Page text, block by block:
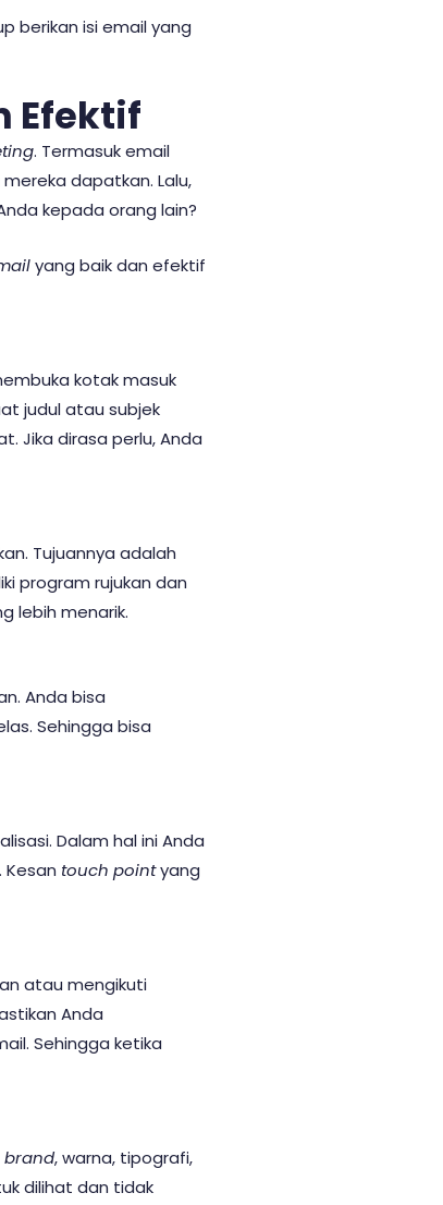
berikan isi email yang
Efektif
. Termasuk email
dapatkan. Lalu,
kepada orang lain?
yang baik dan efektif
kotak masuk
judul atau subjek
Jika dirasa perlu, Anda
Tujuannya adalah
program rujukan dan
lebih menarik.
Anda bisa
Sehingga bisa
Dalam hal ini Anda
touch pointyang
atau mengikuti
Anda
Sehingga ketika
brand, warna, tipografi,
dilihat dan tidak